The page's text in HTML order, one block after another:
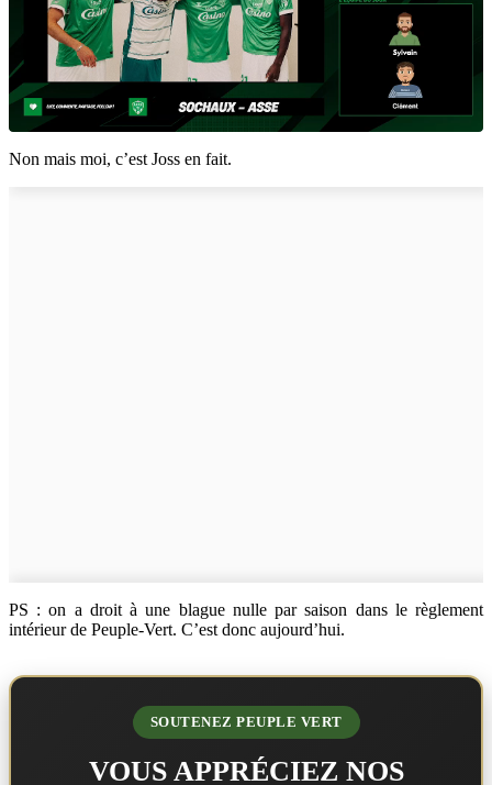
Non mais moi, c’est Joss en fait.
PS : on a droit à une blague nulle par saison dans le règlement
intérieur de Peuple-Vert. C’est donc aujourd’hui.
SOUTENEZ PEUPLE VERT
VOUS APPRÉCIEZ NOS